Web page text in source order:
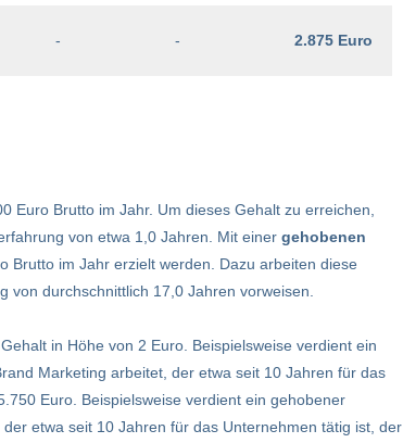
- - 2.875 Euro
Euro Brutto im Jahr. Um dieses Gehalt zu erreichen,
von etwa 1,0 Jahren. Mit einer gehobenen
Brutto im Jahr erzielt werden. Dazu arbeiten diese
durchschnittlich 17,0 Jahren vorweisen.
in Höhe von 2 Euro. Beispielsweise verdient ein
Marketing arbeitet, der etwa seit 10 Jahren für das
Euro. Beispielsweise verdient ein gehobener
etwa seit 10 Jahren für das Unternehmen tätig ist, der